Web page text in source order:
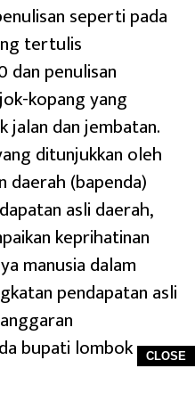
CLOSE
seperti pada
tertulis
dan penulisan
kopang yang
dan jembatan.
ditunjukkan oleh
daerah (bapenda)
asli daerah,
keprihatinan
manusia dalam
pendapatan asli
bupati lombok
kuantitas